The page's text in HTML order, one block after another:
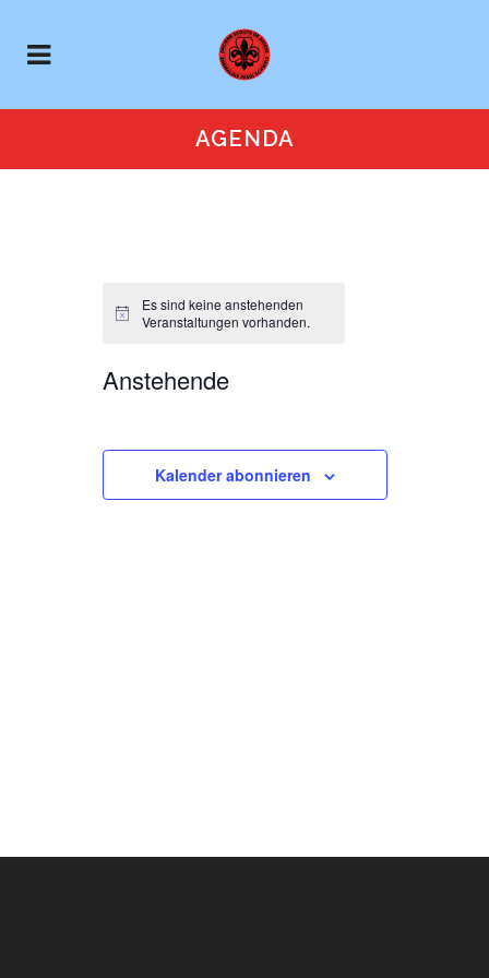
AGENDA
Hinweis
Es sind keine anstehenden
Veranstaltungen vorhanden.
Anstehende
Kalender abonnieren